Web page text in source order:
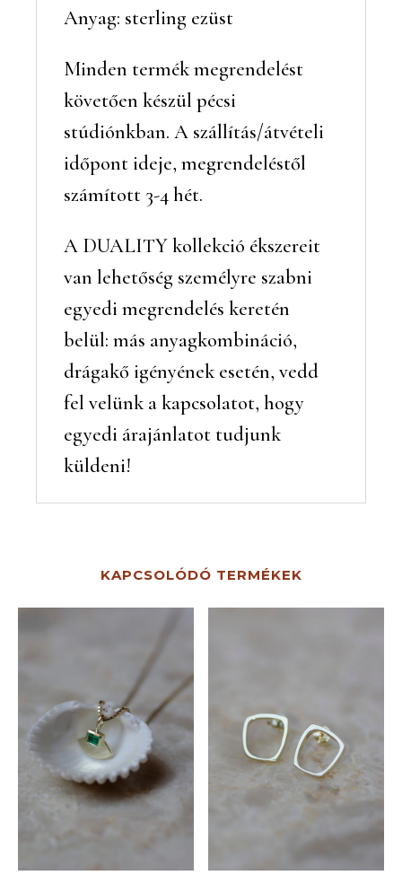
o
d
o
r
a
s
i
l
g
i
.
h
u
Anyag: sterling ezüst
Minden termék megrendelést
követően készül pécsi
stúdiónkban. A szállítás/átvételi
időpont ideje, megrendeléstől
számított 3-4 hét.
A DUALITY kollekció ékszereit
van lehetőség személyre szabni
egyedi megrendelés keretén
belül: más anyagkombináció,
drágakő igényének esetén, vedd
fel velünk a kapcsolatot, hogy
egyedi árajánlatot tudjunk
küldeni!
KAPCSOLÓDÓ TERMÉKEK